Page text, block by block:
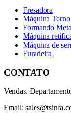
Fresadora
Máquina Torno
Formando
Máquina
Máquina de
Furadeira
CONTATO
Vendas.
Email: